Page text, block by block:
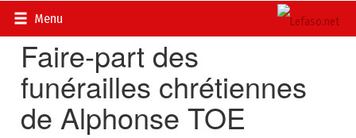
Menu
Accueil>
Faire-part des
funérailles chrétiennes
de Alphonse TOE